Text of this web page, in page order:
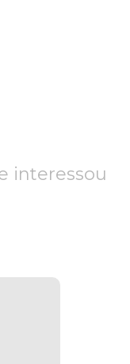
interessou